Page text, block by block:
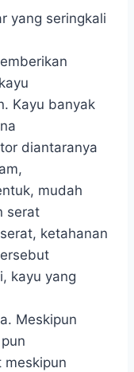
yang seringkali
Kayu banyak
diantaranya
mudah
serat
ketahanan
kayu yang
Meskipun
meskipun